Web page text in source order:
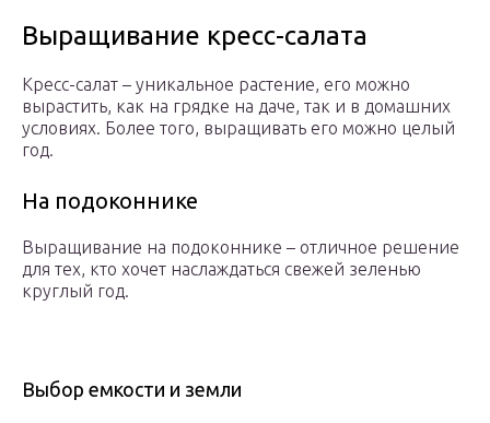
Выращивание кресс-салата
Кресс-салат – уникальное растение, его можно
вырастить, как на грядке на даче, так и в домашних
условиях. Более того, выращивать его можно целый
год.
На подоконнике
Выращивание на подоконнике – отличное решение
для тех, кто хочет наслаждаться свежей зеленью
круглый год.
Выбор емкости и земли